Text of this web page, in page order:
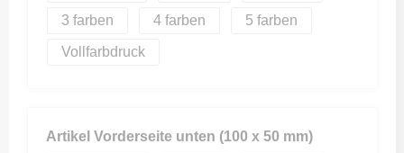
3 4 5
Vollfarbdruck
Artikel Vorderseite unten (100 x 50 mm)